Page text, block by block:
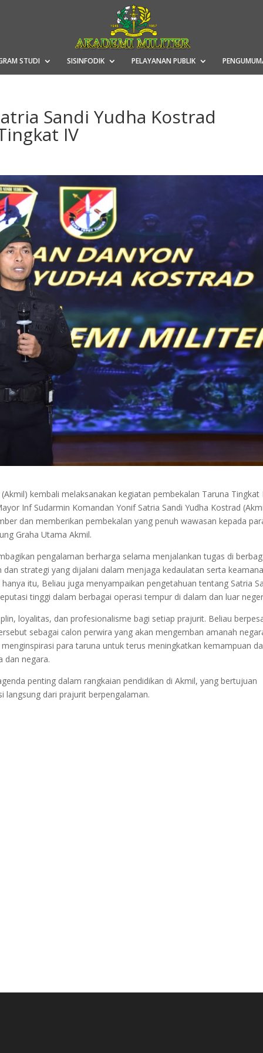
STUDI SISINFODIK PELAYANAN PUBLIK
Sandi Yudha Kostrad
IV
kembali melaksanakan kegiatan pembekalan Taruna Tingkat
Inf Sudarmin Komandan Yonif Satria Sandi Yudha Kostrad
dan memberikan pembekalan yang penuh wawasan kepada
Graha Utama Akmil.
pengalaman berharga selama menjalankan tugas di
strategi yang dijalani dalam menjaga kedaulatan serta
itu, Beliau juga menyampaikan pengetahuan tentang Satria
tinggi dalam berbagai operasi tempur di dalam dan luar
loyalitas, dan profesionalisme bagi setiap prajurit. Beliau
sebagai calon perwira yang akan mengemban amanah
para taruna untuk terus meningkatkan kemampuan
dan negara.
penting dalam rangkaian pendidikan di Akmil, yang bertujuan
langsung dari prajurit berpengalaman.